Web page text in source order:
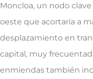
Moncloa, un nodo
oeste que acortaría a
desplazamiento en
capital, muy
enmiendas también